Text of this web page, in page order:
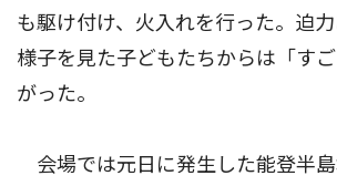
も駆け付け、火入れを行った。迫
様子を見た子どもたちからは「す
がった。
会場では元日に発生した能登半